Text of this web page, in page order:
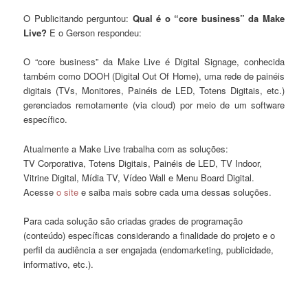
O Publicitando perguntou: Qual é o “core business” da Make
Live? E o Gerson respondeu:
O “core business” da Make Live é Digital Signage, conhecida
também como DOOH (Digital Out Of Home), uma rede de painéis
digitais (TVs, Monitores, Painéis de LED, Totens Digitais, etc.)
gerenciados remotamente (via cloud) por meio de um software
específico.
Atualmente a Make Live trabalha com as soluções:
TV Corporativa, Totens Digitais, Painéis de LED, TV Indoor,
Vitrine Digital, Mídia TV, Vídeo Wall e Menu Board Digital.
Acesseo site e saiba mais sobre cada uma dessas soluções.
Para cada solução são criadas grades de programação
(conteúdo) específicas considerando a finalidade do projeto e o
perfil da audiência a ser engajada (endomarketing, publicidade,
informativo, etc.).